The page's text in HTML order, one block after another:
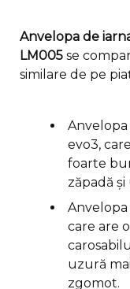
Anvelopa de
LM005 se
similare de pe
evo3,
foarte
zăpadă
care are
uzură
zgomot.